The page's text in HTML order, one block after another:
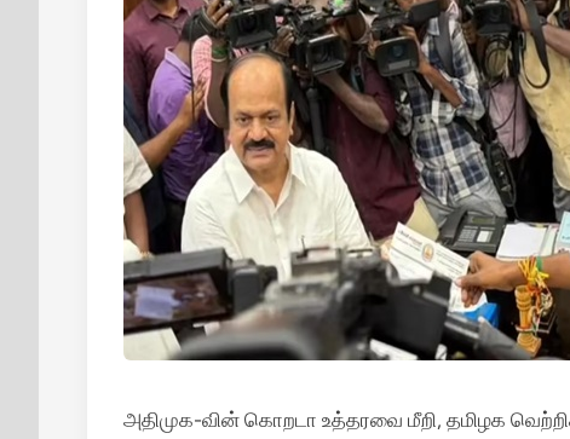
அதிமுக-வின் கொறடா உத்தரவை மீறி, தமிழக